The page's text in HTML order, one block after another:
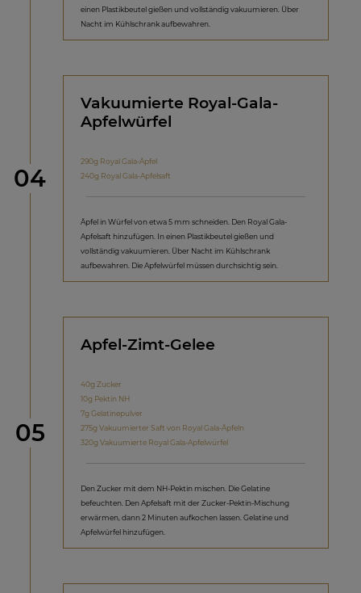
einen Plastikbeutel gießen und vollständig vakuumieren. Über
Nacht im Kühlschrank aufbewahren.
Schritt
04
Vakuumierte Royal-Gala-
Apfelwürfel
290g Royal Gala-Äpfel
240g Royal Gala-Apfelsaft
Äpfel in Würfel von etwa 5 mm schneiden. Den Royal Gala-
Apfelsaft hinzufügen. In einen Plastikbeutel gießen und
vollständig vakuumieren. Über Nacht im Kühlschrank
aufbewahren. Die Apfelwürfel müssen durchsichtig sein.
Schritt
05
Apfel-Zimt-Gelee
40g Zucker
10g Pektin NH
7g Gelatinepulver
275g Vakuumierter Saft von Royal Gala-Äpfeln
320g Vakuumierte Royal Gala-Apfelwürfel
Den Zucker mit dem NH-Pektin mischen. Die Gelatine
befeuchten. Den Apfelsaft mit der Zucker-Pektin-Mischung
erwärmen, dann 2 Minuten aufkochen lassen. Gelatine und
Apfelwürfel hinzufügen.